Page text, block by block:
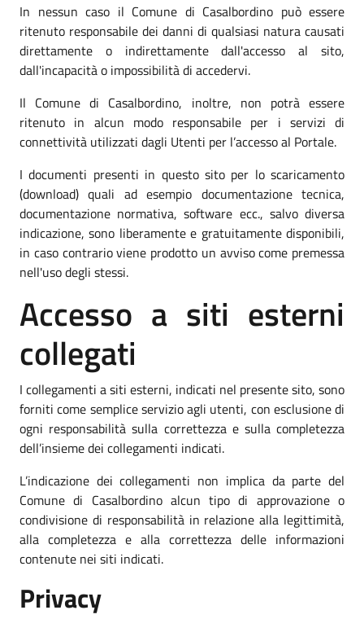
In nessun caso il Comune di Casalbordino può essere
ritenuto responsabile dei danni di qualsiasi natura causati
direttamente o indirettamente dall'accesso al sito,
dall'incapacità o impossibilità di accedervi.
Il Comune di Casalbordino, inoltre, non potrà essere
ritenuto in alcun modo responsabile per i servizi di
connettività utilizzati dagli Utenti per l’accesso al Portale.
I documenti presenti in questo sito per lo scaricamento
(download) quali ad esempio documentazione tecnica,
documentazione normativa, software ecc., salvo diversa
indicazione, sono liberamente e gratuitamente disponibili,
in caso contrario viene prodotto un avviso come premessa
nell'uso degli stessi.
Accesso a siti esterni
collegati
I collegamenti a siti esterni, indicati nel presente sito, sono
forniti come semplice servizio agli utenti, con esclusione di
ogni responsabilità sulla correttezza e sulla completezza
dell’insieme dei collegamenti indicati.
L’indicazione dei collegamenti non implica da parte del
Comune di Casalbordino alcun tipo di approvazione o
condivisione di responsabilità in relazione alla legittimità,
alla completezza e alla correttezza delle informazioni
contenute nei siti indicati.
Privacy